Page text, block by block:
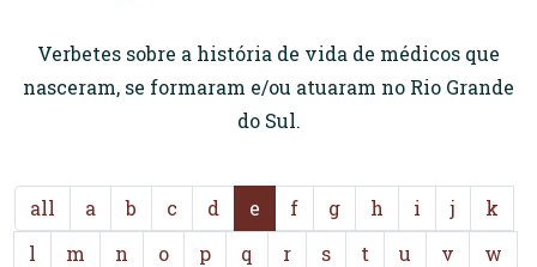
Verbetes sobre a história de vida de médicos que
nasceram, se formaram e/ou atuaram no Rio Grande
do Sul.
all a b c d e f g h i j
k
l
m n o p q r s t u v
w